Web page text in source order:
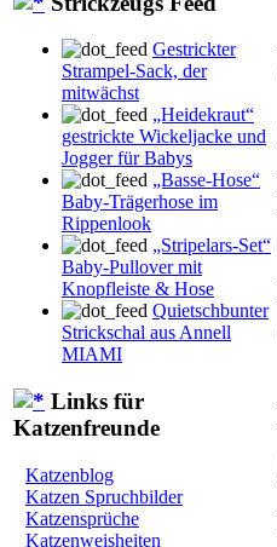
Gestrickter
Strampel-Sack, der
mitwächst
„Heidekraut“
gestrickte Wickeljacke und
Jogger für Babys
„Basse-Hose“
Baby-Trägerhose im
Rippenlook
„Stripelars-Set“
Baby-Pullover mit
Knopfleiste & Hose
Quietschbunter
Strickschal aus Annell
MIAMI
Links für
Katzenfreunde
Katzenblog
Katzen Spruchbilder
Katzensprüche
Katzenweisheiten